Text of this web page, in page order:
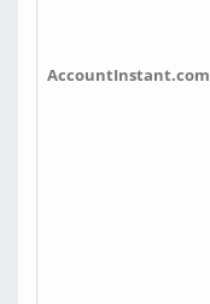
AccountInstant.com